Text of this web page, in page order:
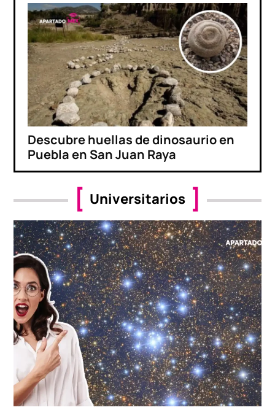
Descubre huellas de dinosaurio en
Puebla en San Juan Raya
Universitarios